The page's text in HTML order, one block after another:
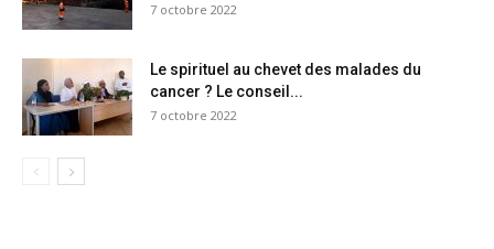
7 octobre 2022
Le spirituel au chevet des malades du
cancer ? Le conseil...
7 octobre 2022